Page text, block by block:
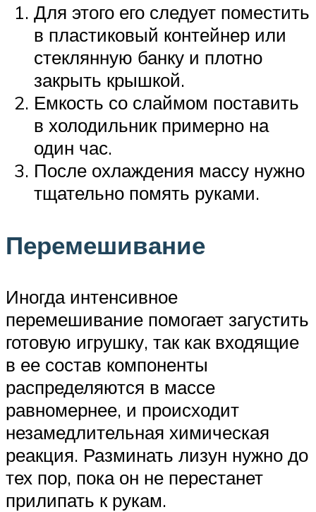
Для этого его следует поместить
в пластиковый контейнер или
стеклянную банку и плотно
закрыть крышкой.
Емкость со слаймом поставить
в холодильник примерно на
один час.
После охлаждения массу нужно
тщательно помять руками.
Перемешивание
Иногда интенсивное
перемешивание помогает загустить
готовую игрушку, так как входящие
в ее состав компоненты
распределяются в массе
равномернее, и происходит
незамедлительная химическая
реакция. Разминать лизун нужно до
тех пор, пока он не перестанет
прилипать к рукам.